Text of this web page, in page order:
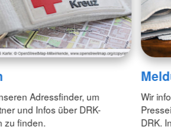
Adressfinder, um
und Infos über DRK-
zu finden.
Wir
DRK.